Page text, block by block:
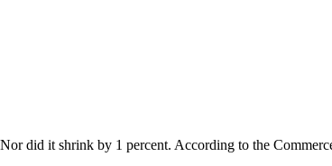
did it shrink by 1 percent. According to the